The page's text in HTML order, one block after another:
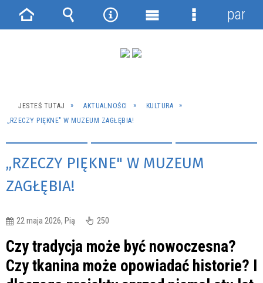
JESTEŚ TUTAJ AKTUALNOŚCI
KULTURA
„RZECZY PIĘKNE" W MUZEUM ZAGŁĘBIA!
„RZECZY PIĘKNE" W MUZEUM
ZAGŁĘBIA!
22 maja 2026, Pią 250
Czy tradycja może być nowoczesna?
Czy tkanina może opowiadać historie? I
Strona Wyszukiwarka
NarzędziaMenu
Menu
panel